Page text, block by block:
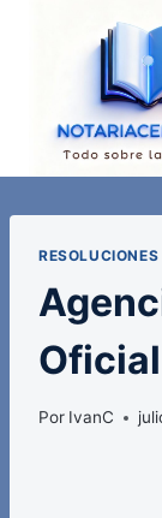
RESOLUCIONES
Por IvanC